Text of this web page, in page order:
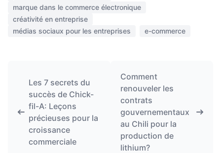
marque dans le commerce électronique
créativité en entreprise
médias sociaux pour les entreprises
e-commerce
Les 7 secrets du
succès de Chick-
fil-A: Leçons
précieuses pour la
croissance
commerciale
Comment
renouveler les
contrats
gouvernementaux
au Chili pour la
production de
lithium?